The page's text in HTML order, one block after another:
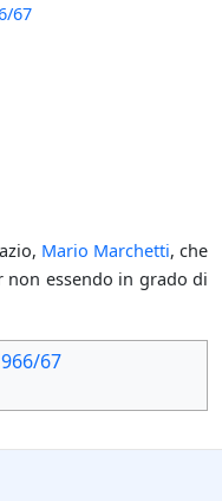
67
Mario Marchetti, che
non essendo in grado di
67